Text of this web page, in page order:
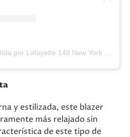
y estilizada, este blazer
más relajado sin
de este tipo de